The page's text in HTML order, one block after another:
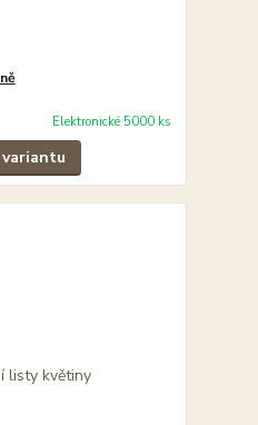
Elektronické 5000 ks